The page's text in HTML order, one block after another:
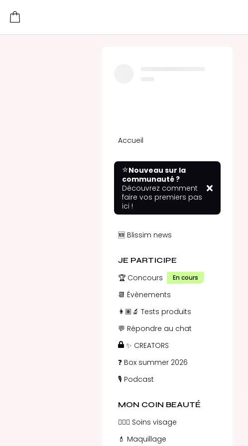
Accueil
⭐Nouveau sur la
communauté ?
Découvrez comment
faire vos premiers pas
ici !
🆕 Blissim news
JE PARTICIPE
🏆 Concours En cours
📆 Évènements
👩🏽‍🔬 Tests produits
💬 Répondre au chat
✨ CREATORS
❓ Box summer 2026
🎙️ Podcast
MON COIN BEAUTÉ
💁🏻‍♀️ Soins visage
💄 Maquillage